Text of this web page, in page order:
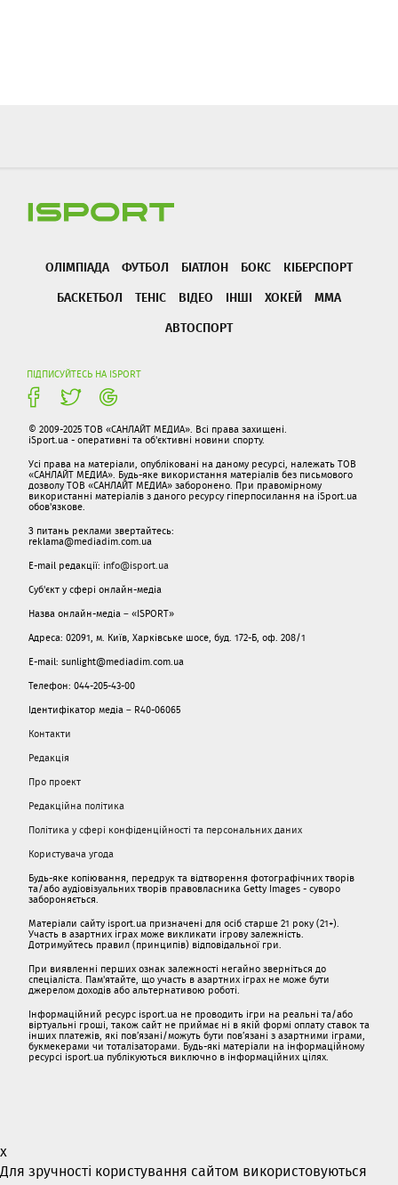
ОЛІМПІАДА ФУТБОЛ БІАТЛОН БОКС
КІБЕРСПОРТ
БАСКЕТБОЛ
ТЕНІС ВІДЕО ІНШІ ХОКЕЙ
ММА
АВТОСПОРТ
ПІДПИСУЙТЕСЬ НА ISPORT
© 2009-2025 ТОВ «САНЛАЙТ МЕДИА». Всі права захищені.
iSport.ua - оперативні та об'єктивні новини спорту.
Усі права на матеріали, опубліковані на даному ресурсі, належать ТОВ
«САНЛАЙТ МЕДИА». Будь-яке використання матеріалів без письмового
дозволу ТОВ «САНЛАЙТ МЕДИА» заборонено. При правомірному
використанні матеріалів з даного ресурсу гіперпосилання на iSport.ua
обов'язкове.
З питань реклами звертайтесь:
reklama@mediadim.com.ua
E-mail редакції: info@isport.ua
Суб'єкт у сфері онлайн-медіа
Назва онлайн-медіа – «ISPORT»
Адреса: 02091, м. Київ, Харківське шосе, буд. 172-Б, оф. 208/1
E-mail: sunlight@mediadim.com.ua
Телефон: 044-205-43-00
Ідентифікатор медіа – R40-06065
Контакти
Редакція
Про проект
Редакційна політика
Політика у сфері конфіденційності та персональних даних
Користувача угода
Будь-яке копіювання, передрук та відтворення фотографічних творів
та/або аудіовізуальних творів правовласника Getty Images - суворо
забороняється.
Матеріали сайту isport.ua призначені для осіб старше 21 року (21+).
Участь в азартних іграх може викликати ігрову залежність.
Дотримуйтесь правил (принципів) відповідальної гри.
При виявленні перших ознак залежності негайно зверніться до
спеціаліста. Пам'ятайте, що участь в азартних іграх не може бути
джерелом доходів або альтернативою роботі.
Інформаційний ресурс isport.ua не проводить ігри на реальні та/або
віртуальні гроші, також сайт не приймає ні в якій формі оплату ставок та
інших платежів, які пов’язані/можуть бути пов’язані з азартними іграми,
букмекерами чи тоталізаторами. Будь-які матеріали на інформаційному
ресурсі isport.ua публікуються виключно в інформаційних цілях.
x
Для зручності користування сайтом використовуються